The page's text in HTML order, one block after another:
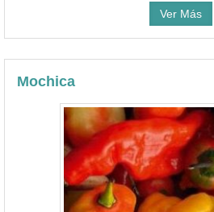
Ver Más
Mochica